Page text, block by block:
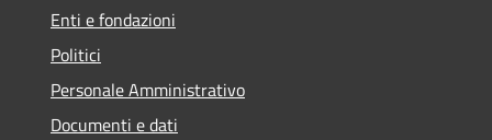
Enti e fondazioni
Politici
Personale Amministrativo
Documenti e dati